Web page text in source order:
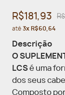
R$181,93
até 3x R$60,64
Descrição
O
LCSé uma
dos seus
Composto